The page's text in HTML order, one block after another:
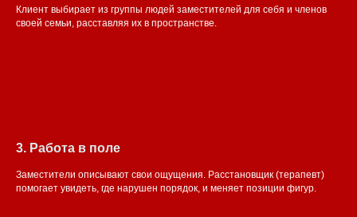
Клиент выбирает из группы людей заместителей для себя и членов
своей семьи, расставляя их в пространстве.
3. Работа в поле
Заместители описывают свои ощущения. Расстановщик (терапевт)
помогает увидеть, где нарушен порядок, и меняет позиции фигур.